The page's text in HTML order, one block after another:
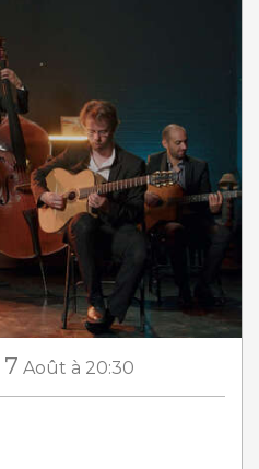
7 Août à 20:30